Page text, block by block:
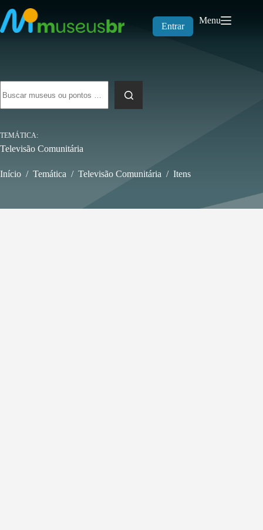
para
o
conteúdo
Entrar
Menu
resultados
TEMÁTICA
Televisão Comunitária
Início / Temática / Televisão Comunitária / Itens